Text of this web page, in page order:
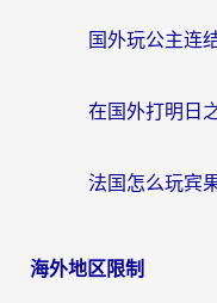
海外地区限制